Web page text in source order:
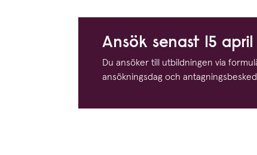
Ansök senast 15 april
Du ansöker till utbild­ningen via
ansök­ningsdag och